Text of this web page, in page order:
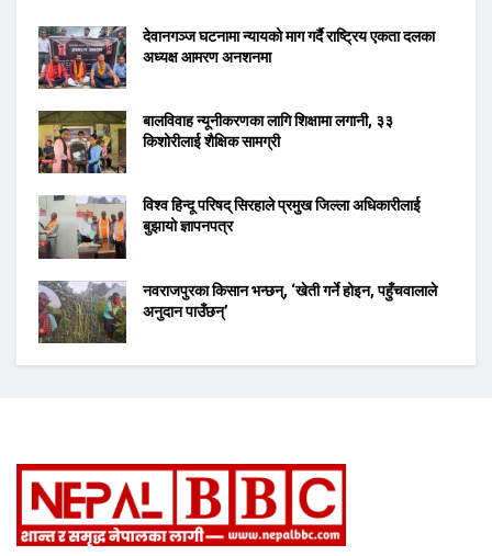
देवानगञ्ज घटनामा न्यायको माग गर्दै राष्ट्रिय एकता दलका
अध्यक्ष आमरण अनशनमा
बालविवाह न्यूनीकरणका लागि शिक्षामा लगानी, ३३
किशोरीलाई शैक्षिक सामग्री
विश्व हिन्दू परिषद् सिरहाले प्रमुख जिल्ला अधिकारीलाई
बुझायो ज्ञापनपत्र
नवराजपुरका किसान भन्छन्, ‘खेती गर्ने होइन, पहुँचवालाले
अनुदान पाउँछन्’